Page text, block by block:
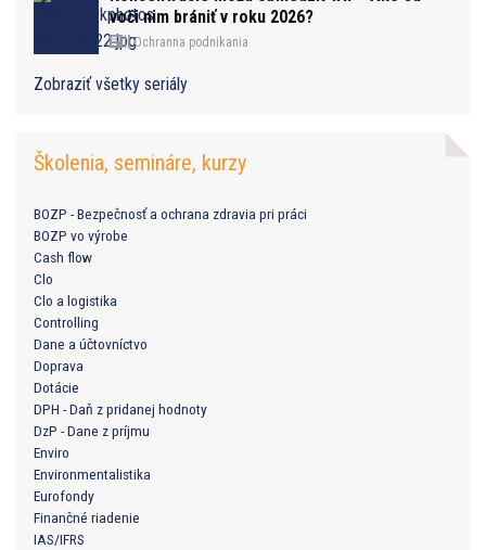
voči nim brániť v roku 2026?
Ochranna podnikania
Zobraziť všetky seriály
Školenia, semináre, kurzy
BOZP - Bezpečnosť a ochrana zdravia pri práci
BOZP vo výrobe
Cash flow
Clo
Clo a logistika
Controlling
Dane a účtovníctvo
Doprava
Dotácie
DPH - Daň z pridanej hodnoty
DzP - Dane z príjmu
Enviro
Environmentalistika
Eurofondy
Finančné riadenie
IAS/IFRS